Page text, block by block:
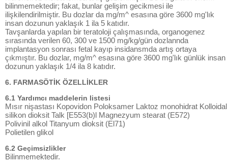
bilinmemektedir; fakat, bunlar gelişim gecikmesi ile
ilişkilendirilmiştir. Bu dozlar da mg/m^ esasına göre 3600 mg'lık
insan dozunun yaklaşık 1 ila 5 katıdır.
Tavşanlarda yapılan bir teratoloji çalışmasında, organogenez
sırasında verilen 60, 300 ve 1500 mg/kg/gün dozlannda
implantasyon sonrası fetal kayıp insidansmda artış ortaya
çıkmıştır. Bu dozlar, mg/m^ esasına göre 3600 mg'lık günlük insan
dozunun yaklaşık 1/4 ila 8 katıdır.
6. FARMASÖTİK ÖZELLİKLER
6.1 Yardımcı maddelerin listesi
Mısır nişastası Kopovidon Poloksamer Laktoz monohidrat Kolloidal
silikon dioksit Talk [E553(b)l Magnezyum stearat (E572)
Polivinil alkol Titanyum dioksit (El71)
Polietilen glikol
6.2 Geçimsizlikler
Bilinmemektedir.